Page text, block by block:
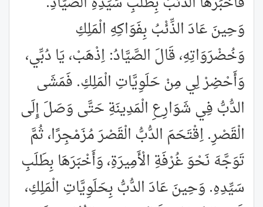
وَحِينَ عَادَ الذِّئْبُ بِفَوَاكِهِ الْمَلِكِ
وَخُضْرَوَاتِهِ، قَالَ الصَّيَّادُ: اِذْهَبْ، يَا دُبِّي،
وَأَحْضِرْ لِي مِنْ حَلَوِيَّاتِ الْمَلِكِ. فَمَشَى
الدُّبُّ فِي شَوَارِعِ الْمَدِينَةِ حَتَّى وَصَلَ إِلَى
الْقَصْرِ. اِقْتَحَمَ الدُّبُّ الْقَصْرَ مُزَمْجِرًا، ثُمَّ
تَوَجَّهَ نَحْوَ غُرْفَةِ الْأَمِيرَةِ، وَأَخْبَرَهَا بِطَلَبِ
سَيِّدِهِ. وَحِينَ عَادَ الدُّبُّ بِحَلَوِيَّاتِ الْمَلِكِ،